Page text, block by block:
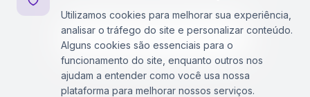
VOLTAR PARA LITTERA
Utilizamos cookies para melhorar sua experiência,
analisar o tráfego do site e personalizar conteúdo.
Alguns cookies são essenciais para o
funcionamento do site, enquanto outros nos
ajudam a entender como você usa nossa
plataforma para melhorar nossos serviços.